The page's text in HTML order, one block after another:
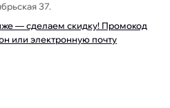
37.
— сделаем скидку! Промокод
или электронную почту